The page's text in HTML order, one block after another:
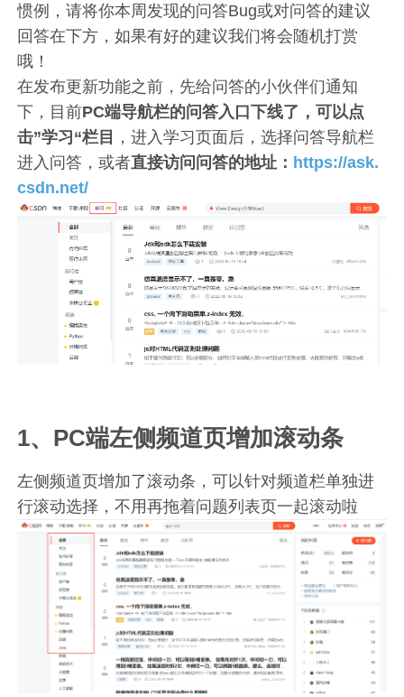
惯例，请将你本周发现的问答Bug或对问答的建议
回答在下方，如果有好的建议我们将会随机打赏
哦！
在发布更新功能之前，先给问答的小伙伴们通知
下，目前PC端导航栏的问答入口下线了，可以点
击”学习“栏目
，进入学习页面后，选择问答导航栏
进入问答，或者直接访问问答的地址： https://ask.
csdn.net/
1、PC端左侧频道页增加滚动条
左侧频道页增加了滚动条，可以针对频道栏单独进
行滚动选择，不用再拖着问题列表页一起滚动啦